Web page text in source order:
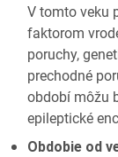
V tomto veku
faktorom
poruchy,
prechodné
období môžu
epileptické
Obdobie od